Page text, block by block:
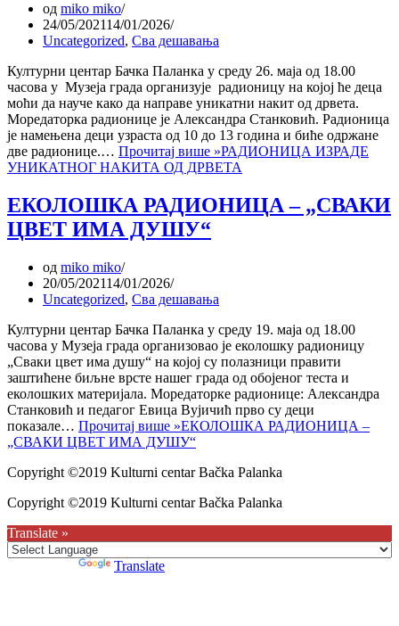
од miko miko
24/05/202114/01/2026
Uncategorized, Сва дешавања
Културни центар Бачка Паланка у среду 26. маја од 18.00
часова у Музеја града организује радионицу на којој ће деца
моћи да науче како да направе уникатни накит од дрвета.
Моредаторка радионице је Александра Станковић. Радионица
је намењена деци узраста од 10 до 13 година и биће одржане
две радионице.… Прочитај више »РАДИОНИЦА ИЗРАДЕ
УНИКАТНОГ НАКИТА ОД ДРВЕТА
ЕКОЛОШКА РАДИОНИЦА – „СВАКИ
ЦВЕТ ИМА ДУШУ“
од miko miko
20/05/202114/01/2026
Uncategorized, Сва дешавања
Културни центар Бачка Паланка у среду 19. маја од 18.00
часова у Музеја града организовао је еколошку радионицу
„Сваки цвет има душу“ на којој су полазници правити
заштићене биљне врсте нашег града од обојеног теста и
еколошких материјала. Моредаторке радионице: Александра
Станковић и педагог Евица Вујичић прво су деци
показале… Прочитај више »ЕКОЛОШКА РАДИОНИЦА –
„СВАКИ ЦВЕТ ИМА ДУШУ“
Copyright ©2019 Kulturni centar Bačka Palanka
Copyright ©2019 Kulturni centar Bačka Palanka
Translate »
Translate